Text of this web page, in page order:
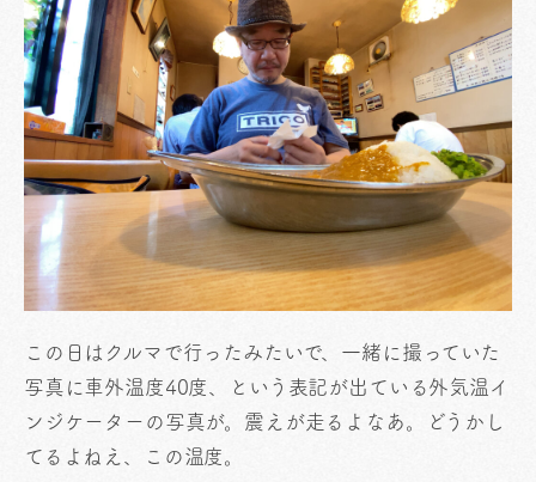
この日はクルマで行ったみたいで、一緒に撮っていた
写真に車外温度40度、という表記が出ている外気温イ
ンジケーターの写真が。震えが走るよなあ。どうかし
てるよねえ、この温度。